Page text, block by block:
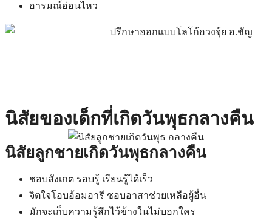
อารมณ์อ่อนไหว
นิสัยของเด็กที่เกิดวันพุธกลางคืน
นิสัยลูกชายเกิดวันพุธกลางคืน
ชอบสังเกต รอบรู้ เรียนรู้ได้เร็ว
จิตใจโอบอ้อมอารี ชอบอาสาช่วยเหลือผู้อื่น
มักจะเก็บความรู้สึกไว้ข้างในไม่บอกใคร